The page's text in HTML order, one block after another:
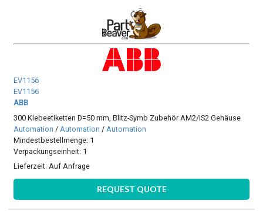
EV1156
EV1156
ABB
300 Klebeetiketten D=50 mm, Blitz-Symb Zubehör AM2/IS2 Gehäuse
Automation / Automation / Automation
Mindestbestellmenge: 1
Verpackungseinheit: 1
Lieferzeit: Auf Anfrage
REQUEST QUOTE